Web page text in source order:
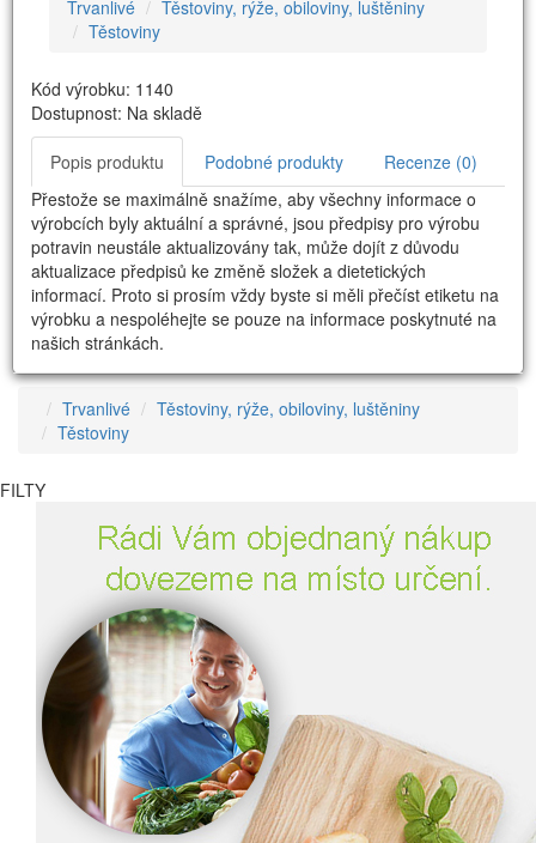
Trvanlivé
Těstoviny, rýže, obiloviny, luštěniny
Těstoviny
Kód výrobku: 1140
Dostupnost: Na skladě
Popis produktu Podobné produkty
Recenze (0)
Přestože se maximálně snažíme, aby všechny informace o
výrobcích byly aktuální a správné, jsou předpisy pro výrobu
potravin neustále aktualizovány tak, může dojít z důvodu
aktualizace předpisů ke změně složek a dietetických
informací. Proto si prosím vždy byste si měli přečíst etiketu na
výrobku a nespoléhejte se pouze na informace poskytnuté na
našich stránkách.
Trvanlivé
Těstoviny, rýže, obiloviny, luštěniny
Těstoviny
FILTY